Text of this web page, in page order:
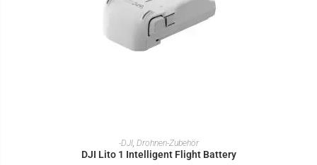
IN DEN WARENKORB
-DJI, Drohnen-Zubehör
DJI Lito 1 Intelligent Flight Battery